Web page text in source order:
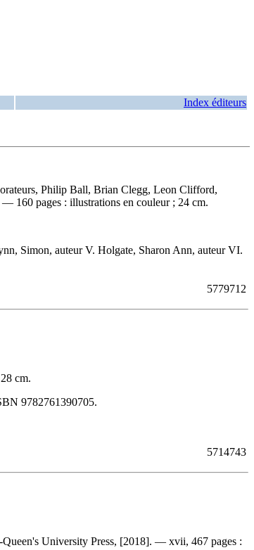
Index éditeurs
Philip Ball, Brian Clegg, Leon Clifford,
160 pages : illustrations en couleur ; 24 cm.
Simon, auteur V. Holgate, Sharon Ann, auteur VI.
5779712
cm.
9782761390705.
5714743
University Press, [2018]. — xvii, 467 pages :